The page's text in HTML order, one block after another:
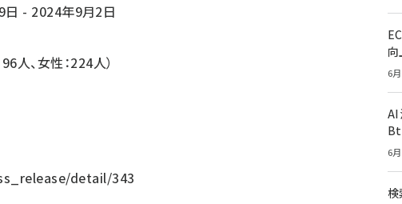
日 - 2024年9月2日
人、女性：224人）
detail/343
向
6
AI
6
検